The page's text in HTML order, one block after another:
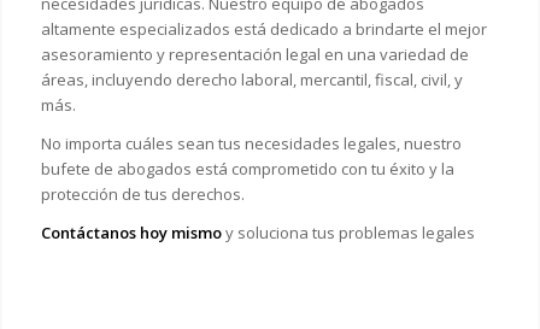
altamente especializados está dedicado a brindarte el mejor
asesoramiento y representación legal en una variedad de
áreas, incluyendo derecho laboral, mercantil, fiscal, civil, y
más.
No importa cuáles sean tus necesidades legales, nuestro
bufete de abogados está comprometido con tu éxito y la
protección de tus derechos.
Contáctanos hoy mismoy soluciona tus problemas legales